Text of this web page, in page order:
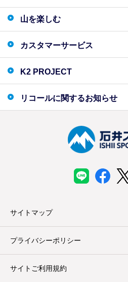
山を楽しむ
カスタマーサービス
K2 PROJECT
リコールに関するお知らせ
サイトマップ
プライバシーポリシー
サイトご利用規約